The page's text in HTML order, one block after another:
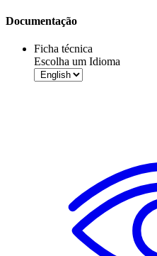
Documentação
Ficha técnica
Escolha um Idioma